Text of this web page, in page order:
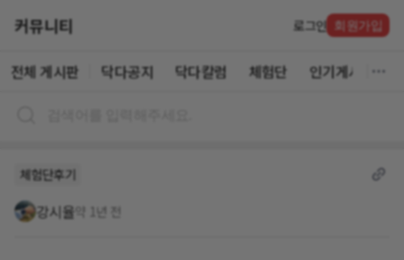
커뮤니티 로그인 회원가입
전체 게시판 닥다공지 닥다칼럼 체험단 인기게시글
체험단후기
강시율 약 1년 전